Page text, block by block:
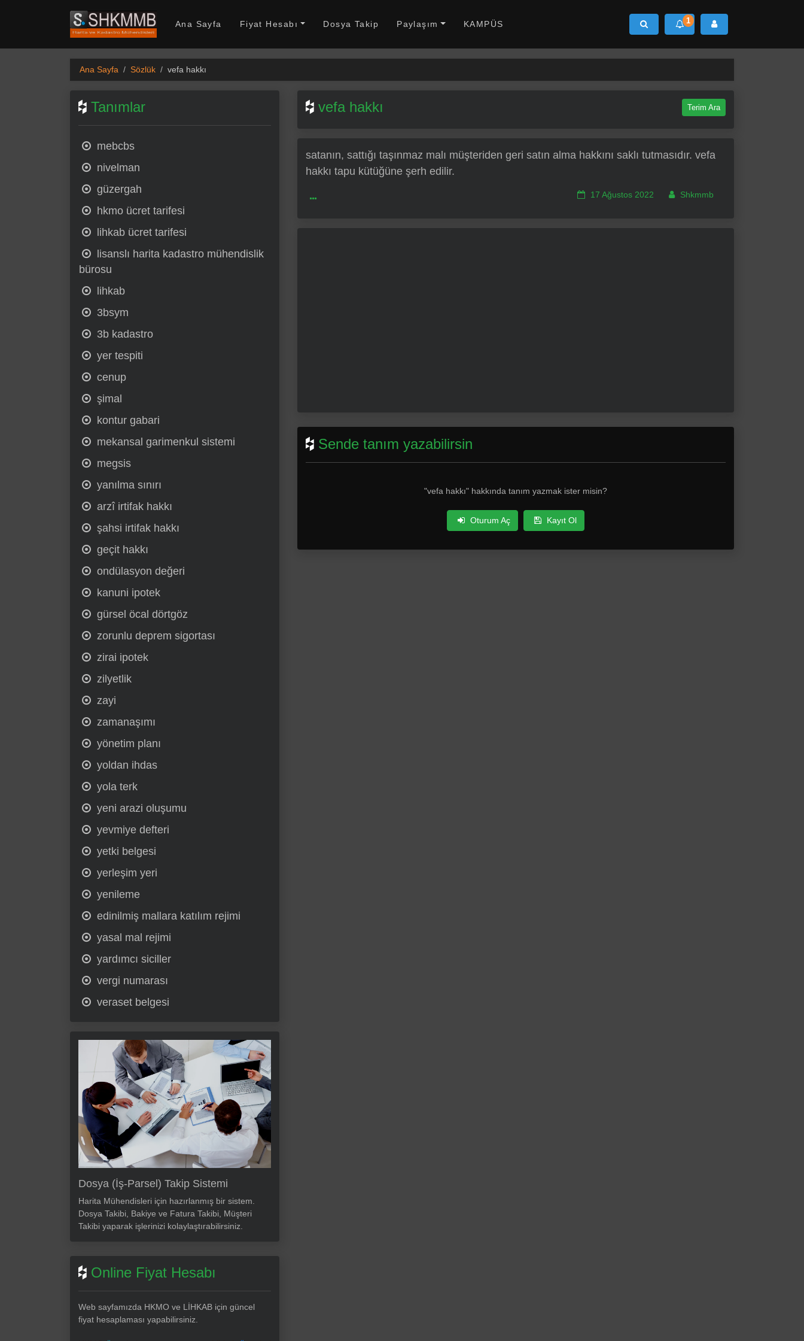
SHKMMB
Ana Sayfa Fiyat Hesabı Dosya Takip Paylaşım KAMPÜS Ara 1
Ana Sayfa Sözlük vefa hakkı
Tanımlar
mebcbs
nivelman
güzergah
hkmo ücret tarifesi
lihkab ücret tarifesi
lisanslı harita kadastro mühendislik
bürosu
lihkab
3bsym
3b kadastro
yer tespiti
cenup
şimal
kontur gabari
mekansal garimenkul sistemi
megsis
yanılma sınırı
arzî irtifak hakkı
şahsi irtifak hakkı
geçit hakkı
ondülasyon değeri
kanuni ipotek
gürsel öcal dörtgöz
zorunlu deprem sigortası
zirai ipotek
zilyetlik
zayi
zamanaşımı
yönetim planı
yoldan ihdas
yola terk
yeni arazi oluşumu
yevmiye defteri
yetki belgesi
yerleşim yeri
yenileme
edinilmiş mallara katılım rejimi
yasal mal rejimi
yardımcı siciller
vergi numarası
veraset belgesi
Dosya (İş-Parsel) Takip Sistemi
Harita Mühendisleri için hazırlanmış bir sistem.
Dosya Takibi, Bakiye ve Fatura Takibi, Müşteri
Takibi yaparak işlerinizi kolaylaştırabilirsiniz.
Online Fiyat Hesabı
Web sayfamızda HKMO ve LİHKAB için güncel
fiyat hesaplaması yapabilirsiniz.
vefa hakkı Terim Ara
satanın, sattığı taşınmaz malı müşteriden geri satın alma hakkını saklı tutmasıdır. vefa
hakkı tapu kütüğüne şerh edilir.
17 Ağustos 2022 Shkmmb
Sende tanım yazabilirsin
"vefa hakkı" hakkında tanım yazmak ister misin?
Oturum Aç Kayıt Ol